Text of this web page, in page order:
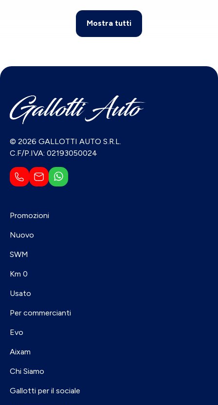
Mostra tutti
© 2026 GALLOTTI AUTO S.R.L.
C.F/P.IVA: 02193050024
Promozioni
Nuovo
SWM
Km 0
Usato
Per commercianti
Evo
Aixam
Chi Siamo
Gallotti per il sociale